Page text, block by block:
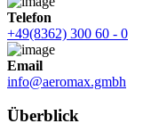
Telefon
+49(8362) 300 60 - 0
Email
info@aeromax.gmbh
Überblick